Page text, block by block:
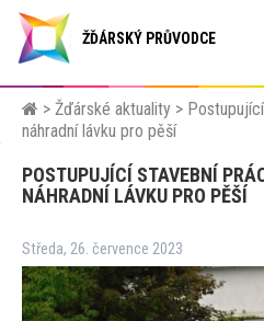
ŽĎÁRSKÝ PRŮVODCE
> Žďárské aktuality >
náhradní lávku pro pěší
POSTUPUJÍCÍ STAVEBNÍ
NÁHRADNÍ LÁVKU PRO PĚŠÍ
Středa, 26. července 2023